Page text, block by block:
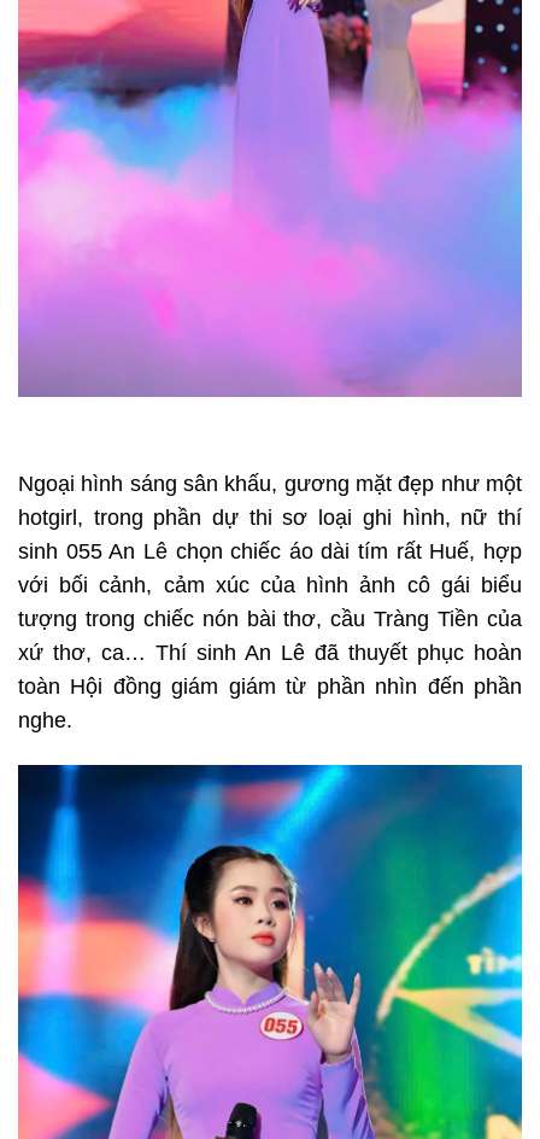
Ngoại hình sáng sân khấu, gương mặt đẹp như một
hotgirl, trong phần dự thi sơ loại ghi hình, nữ thí
sinh 055 An Lê chọn chiếc áo dài tím rất Huế, hợp
với bối cảnh, cảm xúc của hình ảnh cô gái biểu
tượng trong chiếc nón bài thơ, cầu Tràng Tiền của
xứ thơ, ca… Thí sinh An Lê đã thuyết phục hoàn
toàn Hội đồng giám giám từ phần nhìn đến phần
nghe.